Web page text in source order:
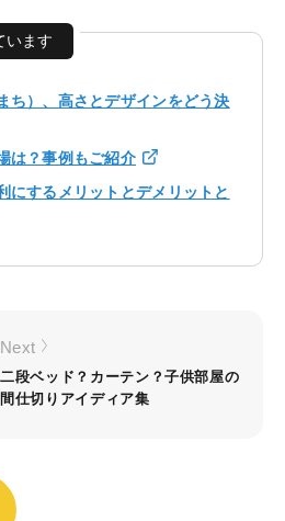
います
ち）、高さとデザインをどう決
は？事例もご紹介
にするメリットとデメリットと
Next
二段ベッド？カーテン？子供部屋の
間仕切りアイディア集